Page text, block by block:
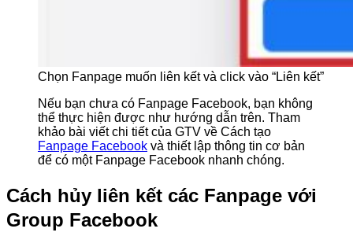
Chọn Fanpage muốn liên kết và click vào “Liên kết”
Nếu bạn chưa có Fanpage Facebook, bạn không
thể thực hiện được như hướng dẫn trên. Tham
khảo bài viết chi tiết của GTV về Cách tạo
Fanpage Facebook và thiết lập thông tin cơ bản
để có một Fanpage Facebook nhanh chóng.
Cách hủy liên kết các Fanpage với
Group Facebook